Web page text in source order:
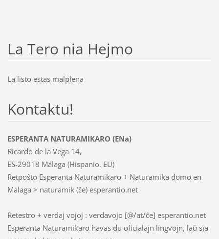
La Tero nia Hejmo
La listo estas malplena
Kontaktu!
ESPERANTA NATURAMIKARO (ENa)
Ricardo de la Vega 14,
ES-29018 Málaga (Hispanio, EU)
Retpoŝto Esperanta Naturamikaro + Naturamika domo en
Malaga > naturamik (ĉe) esperantio.net
Retestro + verdaj vojoj : verdavojo [@/at/ĉe] esperantio.net
Esperanta Naturamikaro havas du oficialajn lingvojn, laŭ sia